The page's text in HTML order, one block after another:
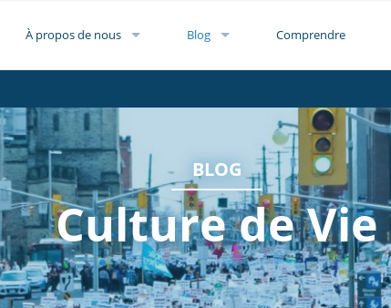
À propos de nous Blog Comprendre
BLOG
Culture de Vie